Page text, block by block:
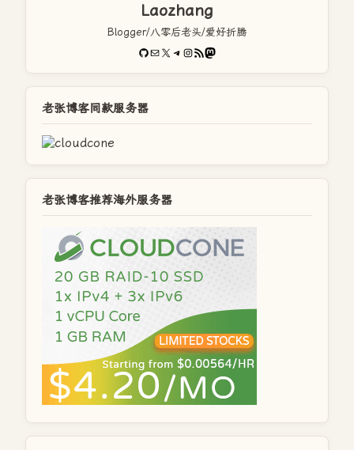
Laozhang
Blogger/八零后老头/爱好折腾
GitHub
电子邮件X Telegram
Instagram
RSS FeedMastodon
老张博客同款服务器
老张博客推荐海外服务器